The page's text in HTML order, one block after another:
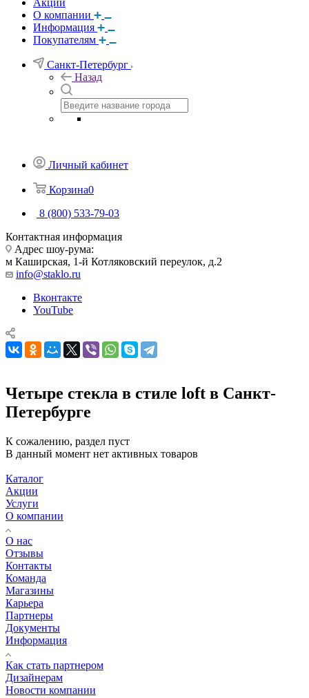
Акции
О компании
Информация
Покупателям
Санкт-Петербург
Назад
Личный кабинет
Корзина0
8 (800) 533-79-03
Контактная информация
Адрес шоу-рума:
м Каширская, 1-й Котляковский переулок, д.2
info@staklo.ru
Вконтакте
YouTube
Четыре стекла в стиле loft в Санкт-
Петербурге
К сожалению, раздел пуст
В данный момент нет активных товаров
Каталог
Акции
Услуги
О компании
О нас
Отзывы
Контакты
Команда
Магазины
Карьера
Партнеры
Документы
Информация
Как стать партнером
Дизайнерам
Новости компании